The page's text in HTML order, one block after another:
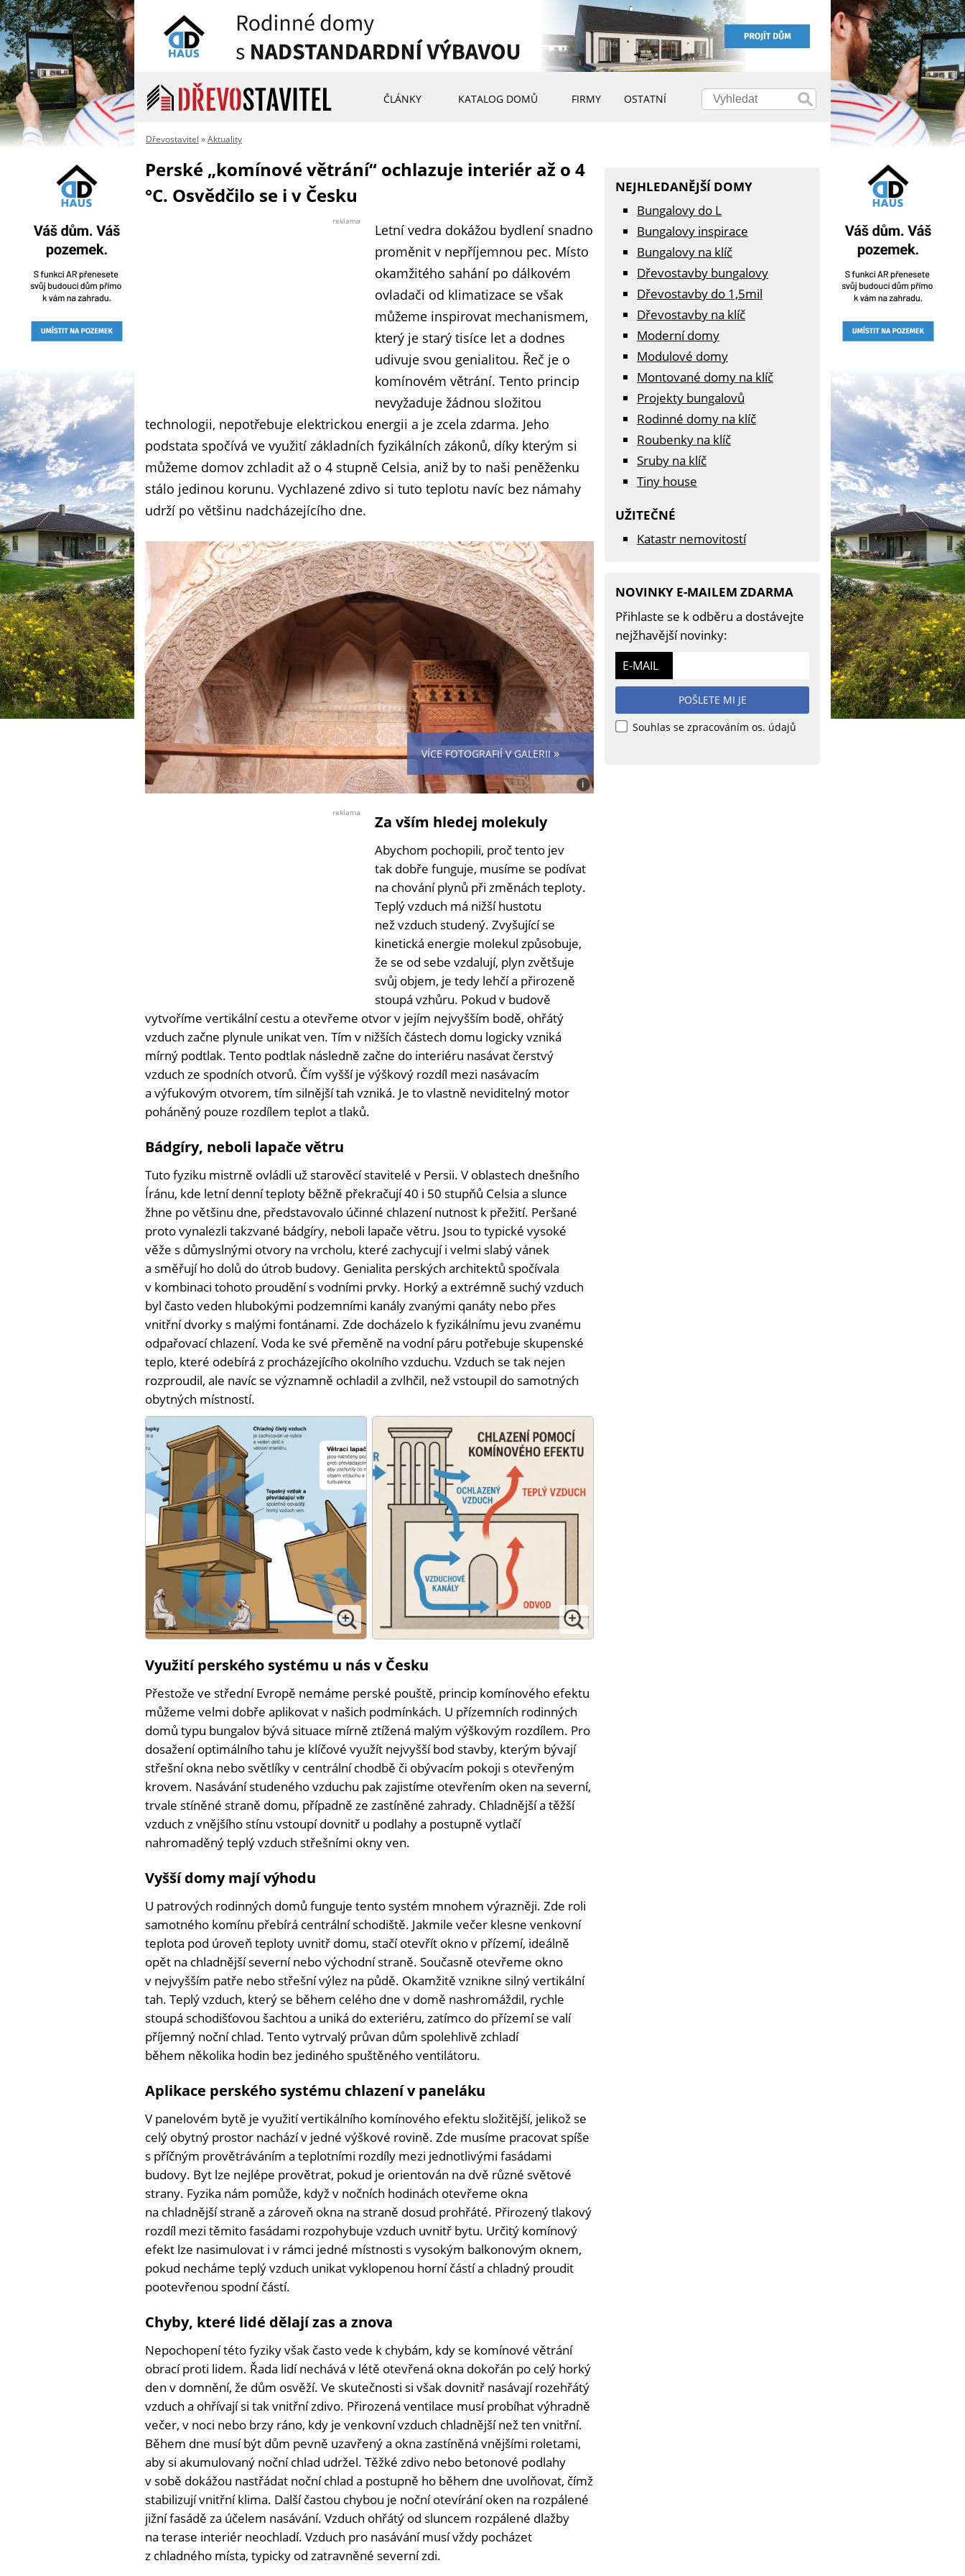
ČLÁNKY KATALOG DOMŮ FIRMY OSTATNÍ
Dřevostavitel »Aktuality
Perské „komínové větrání“ ochlazuje interiér až o 4
°C. Osvědčilo se i v Česku
reklama
Letní vedra dokážou bydlení snadno
proměnit v nepříjemnou pec. Místo
okamžitého sahání po dálkovém
ovladači od klimatizace se však
můžeme inspirovat mechanismem,
který je starý tisíce let a dodnes
udivuje svou genialitou. Řeč je o
komínovém větrání. Tento princip
nevyžaduje žádnou složitou
technologii, nepotřebuje elektrickou energii a je zcela zdarma. Jeho
podstata spočívá ve využití základních fyzikálních zákonů, díky kterým si
můžeme domov zchladit až o 4 stupně Celsia, aniž by to naši peněženku
stálo jedinou korunu. Vychlazené zdivo si tuto teplotu navíc bez námahy
udrží po většinu nadcházejícího dne.
VÍCE FOTOGRAFIÍ V GALERII»
i
Foto:
reklama Za vším hledej molekuly
Abychom pochopili, proč tento jev
tak dobře funguje, musíme se podívat
na chování plynů při změnách teploty.
Teplý vzduch má nižší hustotu
než vzduch studený. Zvyšující se
kinetická energie molekul způsobuje,
že se od sebe vzdalují, plyn zvětšuje
svůj objem, je tedy lehčí a přirozeně
stoupá vzhůru. Pokud v budově
vytvoříme vertikální cestu a otevřeme otvor v jejím nejvyšším bodě, ohřátý
vzduch začne plynule unikat ven. Tím v nižších částech domu logicky vzniká
mírný podtlak. Tento podtlak následně začne do interiéru nasávat čerstvý
vzduch ze spodních otvorů. Čím vyšší je výškový rozdíl mezi nasávacím
a výfukovým otvorem, tím silnější tah vzniká. Je to vlastně neviditelný motor
poháněný pouze rozdílem teplot a tlaků.
Bádgíry, neboli lapače větru
Tuto fyziku mistrně ovládli už starověcí stavitelé v Persii. V oblastech dnešního
Íránu, kde letní denní teploty běžně překračují 40 i 50 stupňů Celsia a slunce
žhne po většinu dne, představovalo účinné chlazení nutnost k přežití. Peršané
proto vynalezli takzvané bádgíry, neboli lapače větru. Jsou to typické vysoké
věže s důmyslnými otvory na vrcholu, které zachycují i velmi slabý vánek
a směřují ho dolů do útrob budovy. Genialita perských architektů spočívala
v kombinaci tohoto proudění s vodními prvky. Horký a extrémně suchý vzduch
byl často veden hlubokými podzemními kanály zvanými qanáty nebo přes
vnitřní dvorky s malými fontánami. Zde docházelo k fyzikálnímu jevu zvanému
odpařovací chlazení. Voda ke své přeměně na vodní páru potřebuje skupenské
teplo, které odebírá z procházejícího okolního vzduchu. Vzduch se tak nejen
rozproudil, ale navíc se významně ochladil a zvlhčil, než vstoupil do samotných
obytných místností.
Využití perského systému u nás v Česku
Přestože ve střední Evropě nemáme perské pouště, princip komínového efektu
můžeme velmi dobře aplikovat v našich podmínkách. U přízemních rodinných
domů typu bungalov bývá situace mírně ztížená malým výškovým rozdílem. Pro
dosažení optimálního tahu je klíčové využít nejvyšší bod stavby, kterým bývají
střešní okna nebo světlíky v centrální chodbě či obývacím pokoji s otevřeným
krovem. Nasávání studeného vzduchu pak zajistíme otevřením oken na severní,
trvale stíněné straně domu, případně ze zastíněné zahrady. Chladnější a těžší
vzduch z vnějšího stínu vstoupí dovnitř u podlahy a postupně vytlačí
nahromaděný teplý vzduch střešními okny ven.
Vyšší domy mají výhodu
U patrových rodinných domů funguje tento systém mnohem výrazněji. Zde roli
samotného komínu přebírá centrální schodiště. Jakmile večer klesne venkovní
teplota pod úroveň teploty uvnitř domu, stačí otevřít okno v přízemí, ideálně
opět na chladnější severní nebo východní straně. Současně otevřeme okno
v nejvyšším patře nebo střešní výlez na půdě. Okamžitě vznikne silný vertikální
tah. Teplý vzduch, který se během celého dne v domě nashromáždil, rychle
stoupá schodišťovou šachtou a uniká do exteriéru, zatímco do přízemí se valí
příjemný noční chlad. Tento vytrvalý průvan dům spolehlivě zchladí
během několika hodin bez jediného spuštěného ventilátoru.
Aplikace perského systému chlazení v paneláku
V panelovém bytě je využití vertikálního komínového efektu složitější, jelikož se
celý obytný prostor nachází v jedné výškové rovině. Zde musíme pracovat spíše
s příčným provětráváním a teplotními rozdíly mezi jednotlivými fasádami
budovy. Byt lze nejlépe provětrat, pokud je orientován na dvě různé světové
strany. Fyzika nám pomůže, když v nočních hodinách otevřeme okna
na chladnější straně a zároveň okna na straně dosud prohřáté. Přirozený tlakový
rozdíl mezi těmito fasádami rozpohybuje vzduch uvnitř bytu. Určitý komínový
efekt lze nasimulovat i v rámci jedné místnosti s vysokým balkonovým oknem,
pokud necháme teplý vzduch unikat vyklopenou horní částí a chladný proudit
pootevřenou spodní částí.
Chyby, které lidé dělají zas a znova
Nepochopení této fyziky však často vede k chybám, kdy se komínové větrání
obrací proti lidem. Řada lidí nechává v létě otevřená okna dokořán po celý horký
den v domnění, že dům osvěží. Ve skutečnosti si však dovnitř nasávají rozehřátý
vzduch a ohřívají si tak vnitřní zdivo. Přirozená ventilace musí probíhat výhradně
večer, v noci nebo brzy ráno, kdy je venkovní vzduch chladnější než ten vnitřní.
Během dne musí být dům pevně uzavřený a okna zastíněná vnějšími roletami,
aby si akumulovaný noční chlad udržel. Těžké zdivo nebo betonové podlahy
v sobě dokážou nastřádat noční chlad a postupně ho během dne uvolňovat, čímž
stabilizují vnitřní klima. Další častou chybou je noční otevírání oken na rozpálené
jižní fasádě za účelem nasávání. Vzduch ohřátý od sluncem rozpálené dlažby
na terase interiér neochladí. Vzduch pro nasávání musí vždy pocházet
z chladného místa, typicky od zatravněné severní zdi.
NEJHLEDANĚJŠÍ DOMY
Bungalovy do L
Bungalovy inspirace
Bungalovy na klíč
Dřevostavby bungalovy
Dřevostavby do 1,5mil
Dřevostavby na klíč
Moderní domy
Modulové domy
Montované domy na klíč
Projekty bungalovů
Rodinné domy na klíč
Roubenky na klíč
Sruby na klíč
Tiny house
UŽITEČNÉ
Katastr nemovitostí
NOVINKY E-MAILEM ZDARMA
Přihlaste se k odběru a dostávejte
nejžhavější novinky:
E-MAIL
POŠLETE MI JE
Souhlas se zpracováním os. údajů